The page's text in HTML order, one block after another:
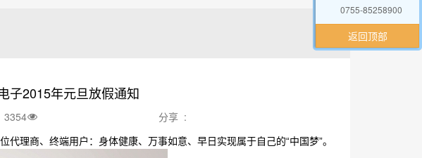
子2015年元旦放假通知
分享 :
代理商、终端用户：身体健康、万事如意、早日实现属于自己的“中国梦”。
0755-85258900
返回顶部